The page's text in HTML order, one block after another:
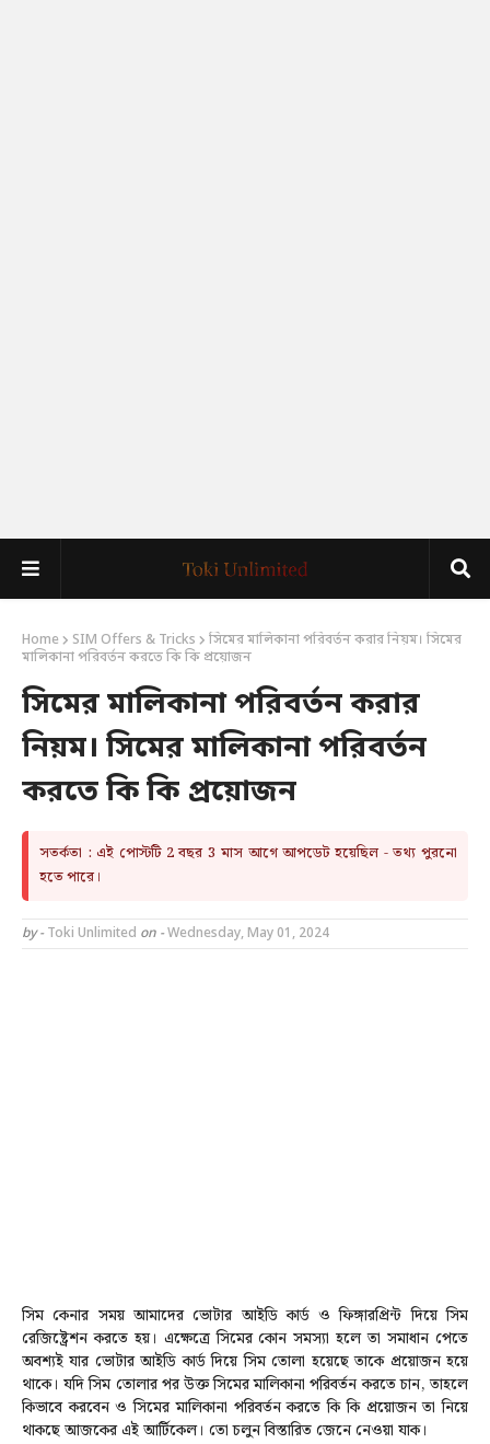
Home SIM Offers & Tricks
সিমের মালিকানা পরিবর্তন করার নিয়ম। সিমের
মালিকানা পরিবর্তন করতে কি কি প্রয়োজন
সিমের মালিকানা পরিবর্তন করার
নিয়ম। সিমের মালিকানা পরিবর্তন
করতে কি কি প্রয়োজন
সতর্কতা : এই পোস্টটি 2 বছর 3 মাস আগে আপডেট হয়েছিল - তথ্য পুরনো
হতে পারে।
by - Toki Unlimited on -Wednesday, May 01, 2024
সিম কেনার সময় আমাদের ভোটার আইডি কার্ড ও ফিঙ্গারপ্রিন্ট দিয়ে সিম
রেজিষ্ট্রেশন করতে হয়। এক্ষেত্রে সিমের কোন সমস্যা হলে তা সমাধান পেতে
অবশ্যই যার ভোটার আইডি কার্ড দিয়ে সিম তোলা হয়েছে তাকে প্রয়োজন হয়ে
থাকে। যদি সিম তোলার পর উক্ত সিমের মালিকানা পরিবর্তন করতে চান, তাহলে
কিভাবে করবেন ও সিমের মালিকানা পরিবর্তন করতে কি কি প্রয়োজন তা নিয়ে
থাকছে আজকের এই আর্টিকেল। তো চলুন বিস্তারিত জেনে নেওয়া যাক।